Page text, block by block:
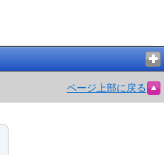
ページ上部に戻る